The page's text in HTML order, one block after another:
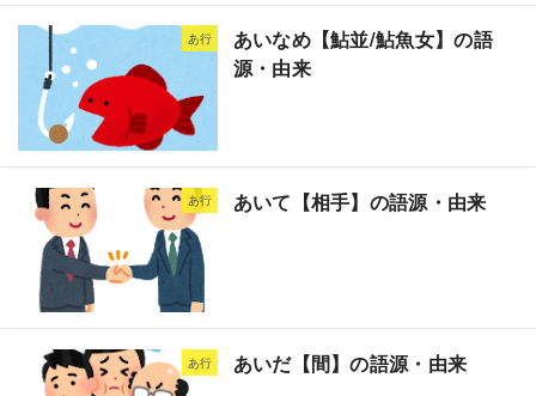
あ行
あいなめ【鮎並/鮎魚女】の語
源・由来
あ行 あいて【相手】の語源・由来
あ行 あいだ【間】の語源・由来